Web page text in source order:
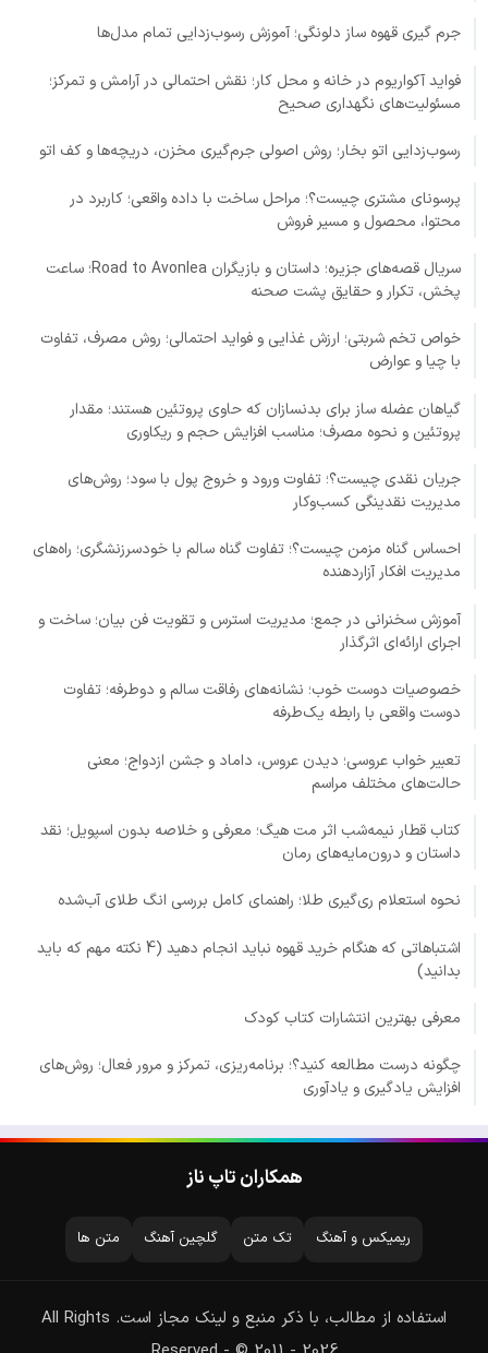
جرم گیری قهوه ساز دلونگی؛ آموزش رسوب‌زدایی تمام مدل‌ها
فواید آکواریوم در خانه و محل کار؛ نقش احتمالی در آرامش و تمرکز؛
مسئولیت‌های نگهداری صحیح
رسوب‌زدایی اتو بخار؛ روش اصولی جرم‌گیری مخزن، دریچه‌ها و کف اتو
پرسونای مشتری چیست؟؛ مراحل ساخت با داده واقعی؛ کاربرد در
محتوا، محصول و مسیر فروش
سریال قصه‌های جزیره؛ داستان و بازیگران Road to Avonlea؛ ساعت
پخش، تکرار و حقایق پشت صحنه
خواص تخم شربتی؛ ارزش غذایی و فواید احتمالی؛ روش مصرف، تفاوت
با چیا و عوارض
گیاهان عضله ساز برای بدنسازان که حاوی پروتئین هستند؛ مقدار
پروتئین و نحوه مصرف؛ مناسب افزایش حجم و ریکاوری
جریان نقدی چیست؟؛ تفاوت ورود و خروج پول با سود؛ روش‌های
مدیریت نقدینگی کسب‌وکار
احساس گناه مزمن چیست؟؛ تفاوت گناه سالم با خودسرزنشگری؛ راه‌های
مدیریت افکار آزاردهنده
آموزش سخنرانی در جمع؛ مدیریت استرس و تقویت فن بیان؛ ساخت و
اجرای ارائه‌ای اثرگذار
خصوصیات دوست خوب؛ نشانه‌های رفاقت سالم و دوطرفه؛ تفاوت
دوست واقعی با رابطه یک‌طرفه
تعبیر خواب عروسی؛ دیدن عروس، داماد و جشن ازدواج؛ معنی
حالت‌های مختلف مراسم
کتاب قطار نیمه‌شب اثر مت هیگ؛ معرفی و خلاصه بدون اسپویل؛ نقد
داستان و درون‌مایه‌های رمان
نحوه استعلام ری‌گیری طلا؛ راهنمای کامل بررسی انگ طلای آب‌شده
اشتباهاتی که هنگام خرید قهوه نباید انجام دهید (4 نکته مهم که باید
بدانید)
معرفی بهترین انتشارات کتاب کودک
چگونه درست مطالعه کنید؟؛ برنامه‌ریزی، تمرکز و مرور فعال؛ روش‌های
افزایش یادگیری و یادآوری
همکاران تاپ ناز
ریمیکس و آهنگ تک متن گلچین آهنگ متن ها
استفاده از مطالب، با ذکر منبع و لینک مجاز است. All Rights